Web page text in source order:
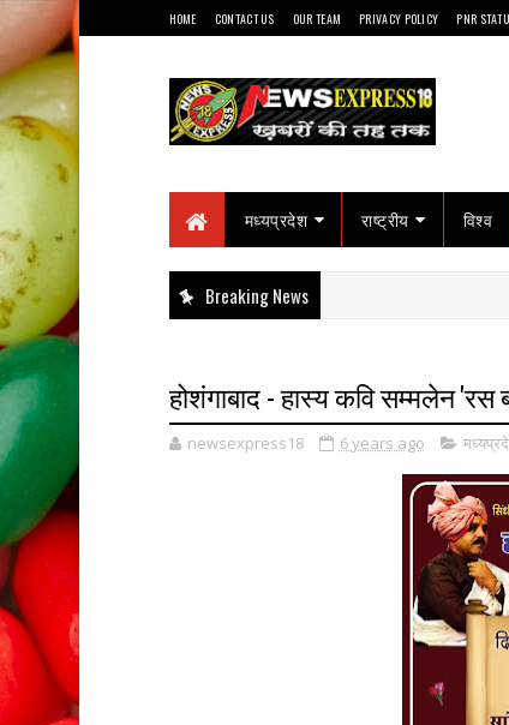
HOME CONTACT US OUR TEAM PRIVACY POLICY PNR
मध्यप्रदेश राष्ट्रीय विश्व
Breaking News
होशंगाबाद - हास्य कवि सम्मलेन
newsexpress18 6 years ago